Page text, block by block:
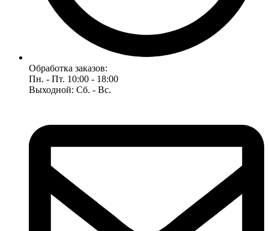
Обработка заказов:
Пн. - Пт. 10:00 - 18:00
Выходной: Сб. - Вс.